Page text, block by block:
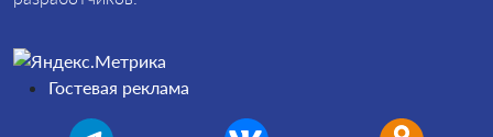
Гостевая реклама